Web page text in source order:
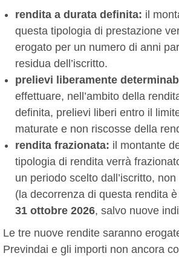
rendita a durata definita: il
questa tipologia di prestazione
erogato per un numero di anni
residua dell’iscritto.
prelievi liberamente
effettuare, nell’ambito della
definita, prelievi liberi entro il
maturate e non riscosse della
rendita frazionata: il montante
tipologia di rendita verrà
un periodo scelto dall’iscritto,
(la decorrenza di questa rendita
31 ottobre 2026, salvo nuove
Le tre nuove rendite saranno
Previndai e gli importi non ancora